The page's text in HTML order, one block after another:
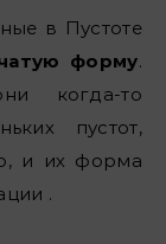
в Пустоте
форму.
когда-то
пустот,
и их форма
.